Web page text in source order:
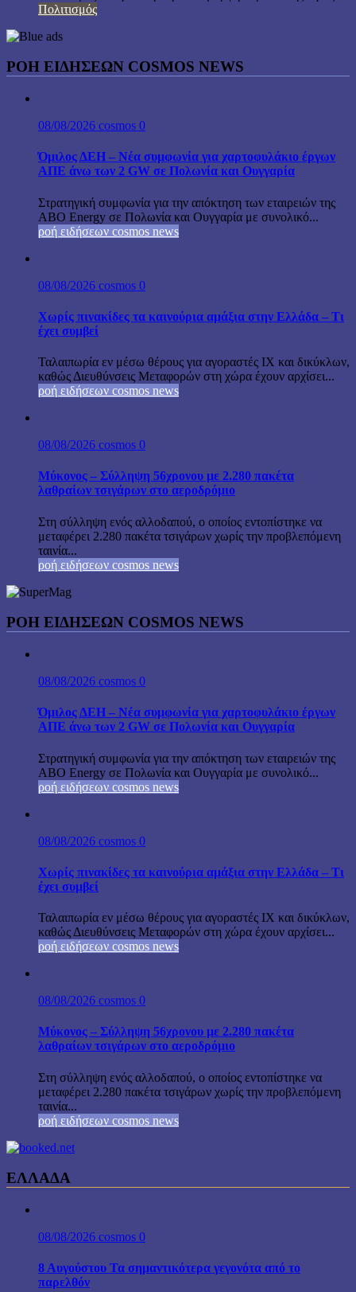
Πολιτισμός
ΡΟΗ ΕΙΔΗΣΕΩΝ COSMOS NEWS
08/08/2026 cosmos 0
Όμιλος ΔΕΗ – Νέα συμφωνία για χαρτοφυλάκιο έργων
ΑΠΕ άνω των 2 GW σε Πολωνία και Ουγγαρία
Στρατηγική συμφωνία για την απόκτηση των εταιρειών της
ABO Energy σε Πολωνία και Ουγγαρία με συνολικό...
ροή ειδήσεων cosmos news
08/08/2026 cosmos 0
Χωρίς πινακίδες τα καινούρια αμάξια στην Ελλάδα – Τι
έχει συμβεί
Ταλαιπωρία εν μέσω θέρους για αγοραστές ΙΧ και δικύκλων,
καθώς Διευθύνσεις Μεταφορών στη χώρα έχουν αρχίσει...
ροή ειδήσεων cosmos news
08/08/2026 cosmos 0
Μύκονος – Σύλληψη 56χρονου με 2.280 πακέτα
λαθραίων τσιγάρων στο αεροδρόμιο
Στη σύλληψη ενός αλλοδαπού, ο οποίος εντοπίστηκε να
μεταφέρει 2.280 πακέτα τσιγάρων χωρίς την προβλεπόμενη
ταινία...
ροή ειδήσεων cosmos news
ΡΟΉ ΕΙΔΉΣΕΩΝ COSMOS NEWS
08/08/2026 cosmos 0
Όμιλος ΔΕΗ – Νέα συμφωνία για χαρτοφυλάκιο έργων
ΑΠΕ άνω των 2 GW σε Πολωνία και Ουγγαρία
Στρατηγική συμφωνία για την απόκτηση των εταιρειών της
ABO Energy σε Πολωνία και Ουγγαρία με συνολικό...
ροή ειδήσεων cosmos news
08/08/2026 cosmos 0
Χωρίς πινακίδες τα καινούρια αμάξια στην Ελλάδα – Τι
έχει συμβεί
Ταλαιπωρία εν μέσω θέρους για αγοραστές ΙΧ και δικύκλων,
καθώς Διευθύνσεις Μεταφορών στη χώρα έχουν αρχίσει...
ροή ειδήσεων cosmos news
08/08/2026 cosmos 0
Μύκονος – Σύλληψη 56χρονου με 2.280 πακέτα
λαθραίων τσιγάρων στο αεροδρόμιο
Στη σύλληψη ενός αλλοδαπού, ο οποίος εντοπίστηκε να
μεταφέρει 2.280 πακέτα τσιγάρων χωρίς την προβλεπόμενη
ταινία...
ροή ειδήσεων cosmos news
ΕΛΛΑΔΑ
08/08/2026 cosmos 0
8 Αυγούστου Τα σημαντικότερα γεγονότα από το
παρελθόν